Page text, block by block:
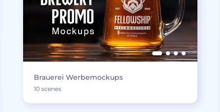
Brauerei Werbemockups
10 scenes